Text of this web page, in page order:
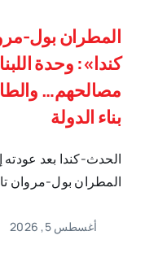
المطران بول-
كندا»: وحدة
مصالحهم…
بناء الدولة
الحدث-كندا بعد عودته
المطران بول-مروان
أغسطس 5, 2026